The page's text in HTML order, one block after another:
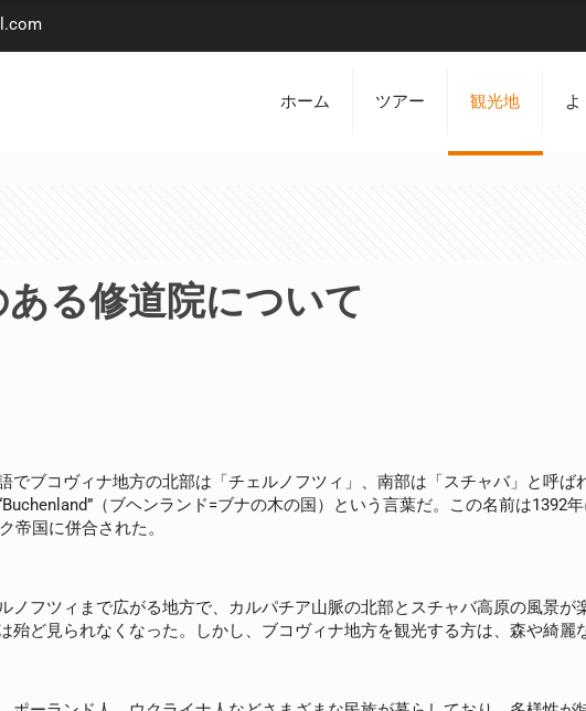
ホーム ツアー 観光地
る修道院について
でブコヴィナ地方の北部は「チェルノフツィ」、南部は「スチャバ」と呼ば
（ブヘンランド=ブナの木の国）という言葉だ。この名前は1392
帝国に併合された。
フツィまで広がる地方で、カルパチア山脈の北部とスチャバ高原の風景が
ど見られなくなった。しかし、ブコヴィナ地方を観光する方は、森や綺麗